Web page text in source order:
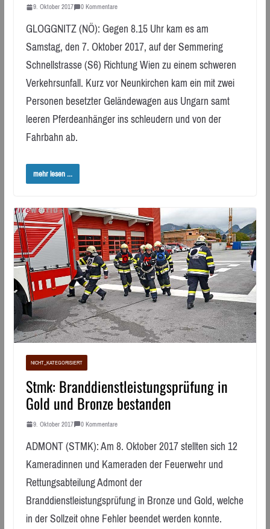
9. Oktober 2017 0 Kommentare
GLOGGNITZ (NÖ): Gegen 8.15 Uhr kam es am
Samstag, den 7. Oktober 2017, auf der Semmering
Schnellstrasse (S6) Richtung Wien zu einem schweren
Verkehrsunfall. Kurz vor Neunkirchen kam ein mit zwei
Personen besetzter Geländewagen aus Ungarn samt
leeren Pferdeanhänger ins schleudern und von der
Fahrbahn ab.
mehr lesen ...
NICHT_KATEGORISIERT
Stmk: Branddienstleistungsprüfung in
Gold und Bronze bestanden
9. Oktober 2017 0 Kommentare
ADMONT (STMK): Am 8. Oktober 2017 stellten sich 12
Kameradinnen und Kameraden der Feuerwehr und
Rettungsabteilung Admont der
Branddienstleistungsprüfung in Bronze und Gold, welche
in der Sollzeit ohne Fehler beendet werden konnte.